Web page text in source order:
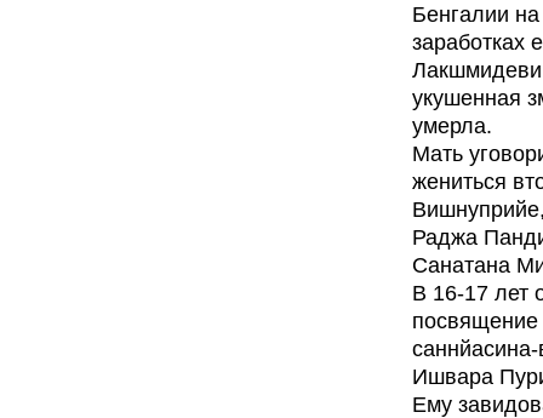
Бенгалии на
заработках
Лакшмидеви
укушенная
умерла.
Мать
жениться
Раджа
Санатана
В 16-17 лет
посвящение
Ишвара
Ему